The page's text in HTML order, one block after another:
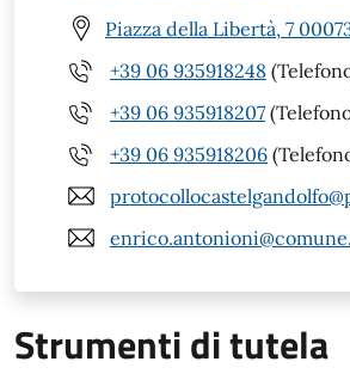
Piazza della Libertà, 7
+39 06 935918248
+39 06 935918207
+39 06 935918206
Strumenti di tutela